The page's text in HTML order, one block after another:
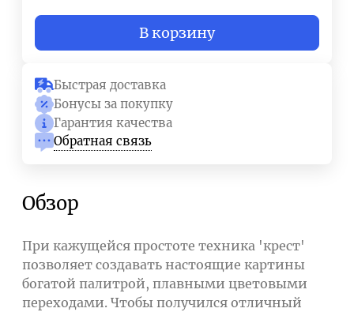
В корзину
Быстрая доставка
Бонусы за покупку
Гарантия качества
Обратная связь
Обзор
При кажущейся простоте техника 'крест'
позволяет создавать настоящие картины
богатой палитрой, плавными цветовыми
переходами. Чтобы получился отличный